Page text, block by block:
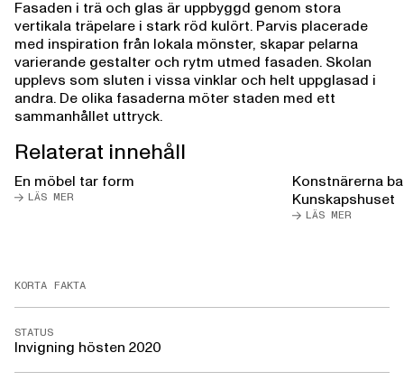
Fasaden i trä och glas är uppbyggd genom stora
vertikala träpelare i stark röd kulört. Parvis placerade
med inspiration från lokala mönster, skapar pelarna
varierande gestalter och rytm utmed fasaden. Skolan
upplevs som sluten i vissa vinklar och helt uppglasad i
andra. De olika fasaderna möter staden med ett
sammanhållet uttryck.
Relaterat innehåll
LÄS MER
En möbel tar form
LÄS MER
Konstnärerna
Kunskapshuset
KORTA FAKTA
STATUS
Invigning hösten 2020